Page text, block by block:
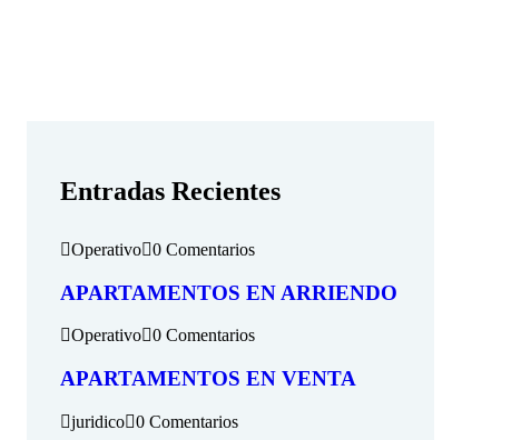
Entradas Recientes
Operativo 0 Comentarios
APARTAMENTOS EN ARRIENDO
Operativo 0 Comentarios
APARTAMENTOS EN VENTA
juridico 0 Comentarios